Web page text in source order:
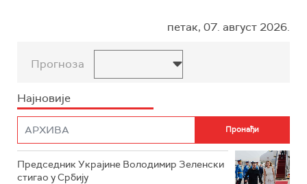
петак, 07. август 2026.
Прогноза
Најновије
Председник Украјине Володимир Зеленски
стигао у Србију